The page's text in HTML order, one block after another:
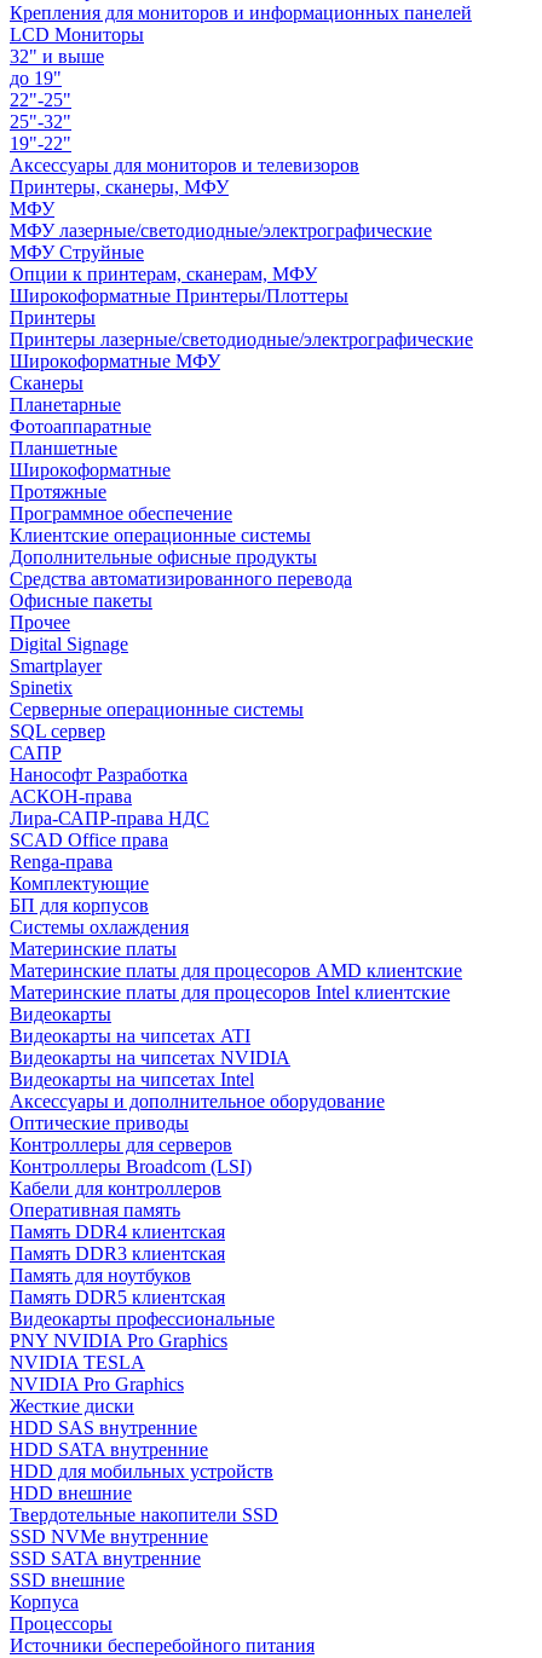
Крепления для мониторов и информационных панелей
LCD Мониторы
32" и выше
до 19"
22"-25"
25"-32"
19"-22"
Аксессуары для мониторов и телевизоров
Принтеры, сканеры, МФУ
МФУ
МФУ лазерные/светодиодные/электрографические
МФУ Струйные
Опции к принтерам, сканерам, МФУ
Широкоформатные Принтеры/Плоттеры
Принтеры
Принтеры лазерные/светодиодные/электрографические
Широкоформатные МФУ
Сканеры
Планетарные
Фотоаппаратные
Планшетные
Широкоформатные
Протяжные
Программное обеспечение
Клиентские операционные системы
Дополнительные офисные продукты
Средства автоматизированного перевода
Офисные пакеты
Прочее
Digital Signage
Smartplayer
Spinetix
Серверные операционные системы
SQL сервер
САПР
Нанософт Разработка
АСКОН-права
Лира-САПР-права НДС
SCAD Office права
Renga-права
Комплектующие
БП для корпусов
Системы охлаждения
Материнские платы
Материнские платы для процесоров AMD клиентские
Материнские платы для процесоров Intel клиентские
Видеокарты
Видеокарты на чипсетах ATI
Видеокарты на чипсетах NVIDIA
Видеокарты на чипсетах Intel
Аксессуары и дополнительное оборудование
Оптические приводы
Контроллеры для серверов
Контроллеры Broadcom (LSI)
Кабели для контроллеров
Оперативная память
Память DDR4 клиентская
Память DDR3 клиентская
Память для ноутбуков
Память DDR5 клиентская
Видеокарты профессиональные
PNY NVIDIA Pro Graphics
NVIDIA TESLA
NVIDIA Pro Graphics
Жесткие диски
HDD SAS внутренние
HDD SATA внутренние
HDD для мобильных устройств
HDD внешние
Твердотельные накопители SSD
SSD NVMe внутренние
SSD SATA внутренние
SSD внешние
Корпуса
Процессоры
Источники бесперебойного питания